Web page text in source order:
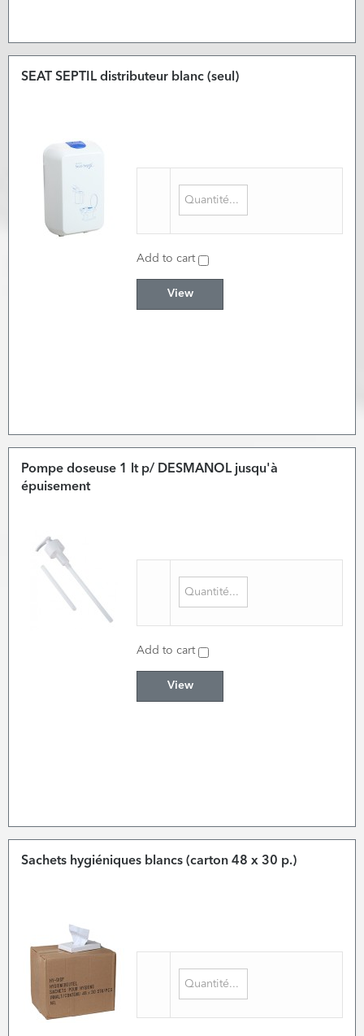
SEAT SEPTIL distributeur blanc (seul)
Add to cart
View
Pompe doseuse 1 lt p/ DESMANOL jusqu'à
épuisement
Add to cart
View
Sachets hygiéniques blancs (carton 48 x 30 p.)